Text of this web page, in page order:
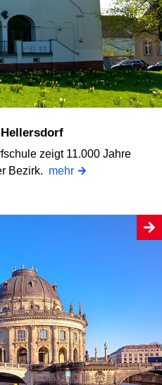
Hellersdorf
zeigt 11.000 Jahre
Bezirk. mehr